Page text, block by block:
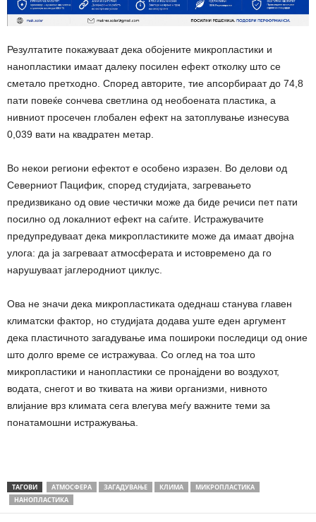
Резултатите покажуваат дека обојените микропластики и
нанопластики имаат далеку посилен ефект отколку што се
сметало претходно. Според авторите, тие апсорбираат до 74,8
пати повеќе сончева светлина од необоената пластика, а
нивниот просечен глобален ефект на затоплување изнесува
0,039 вати на квадратен метар.
Во некои региони ефектот е особено изразен. Во делови од
Северниот Пацифик, според студијата, загревањето
предизвикано од овие честички може да биде речиси пет пати
посилно од локалниот ефект на саѓите. Истражувачите
предупредуваат дека микропластиките може да имаат двојна
улога: да ја загреваат атмосферата и истовремено да го
нарушуваат јаглеродниот циклус.
Ова не значи дека микропластиката одеднаш станува главен
климатски фактор, но студијата додава уште еден аргумент
дека пластичното загадување има пошироки последици од оние
што долго време се истражуваа. Со оглед на тоа што
микропластики и нанопластики се пронајдени во воздухот,
водата, снегот и во ткивата на живи организми, нивното
влијание врз климата сега влегува меѓу важните теми за
понатамошни истражувања.
ТАГОВИ АТМОСФЕРА ЗАГАДУВАЊЕ КЛИМА
МИКРОПЛАСТИКА
НАНОПЛАСТИКА